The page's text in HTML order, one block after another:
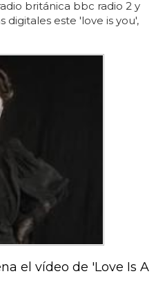
británica bbc radio 2 y
digitales este 'love is you',
el vídeo de 'Love Is A